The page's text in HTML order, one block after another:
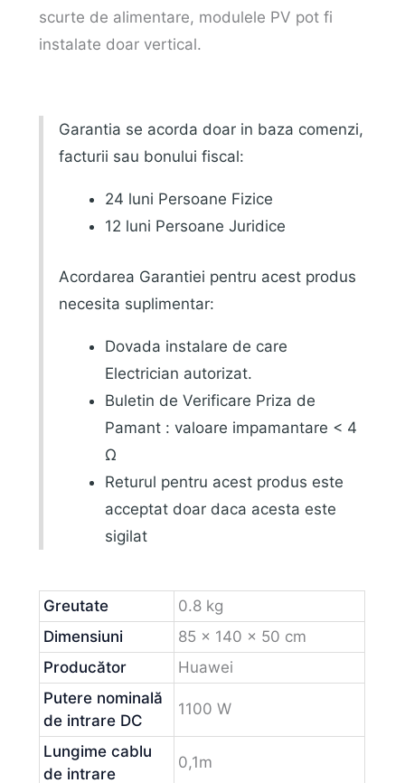
scurte de alimentare, modulele PV pot fi
instalate doar vertical.
Garantia se acorda doar in baza comenzi,
facturii sau bonului fiscal:
24 luni Persoane Fizice
12 luni Persoane Juridice
Acordarea Garantiei pentru acest produs
necesita suplimentar:
Dovada instalare de care
Electrician autorizat.
Buletin de Verificare Priza de
Pamant : valoare impamantare < 4
Ω
Returul pentru acest produs este
acceptat doar daca acesta este
sigilat
Greutate
0.8 kg
Dimensiuni
85 × 140 × 50 cm
Producător
Huawei
Putere nominală
de intrare DC
1100 W
Lungime cablu
de intrare
0,1m